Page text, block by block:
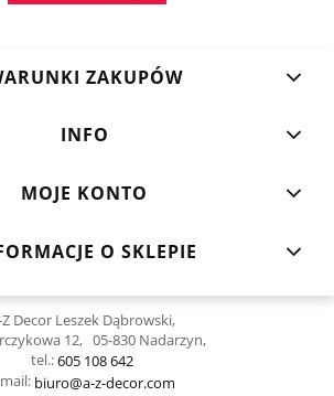
ZAKUPÓW
INFO
MOJE KONTO
O SKLEPIE
Decor Leszek Dąbrowski,
12, 05-830 Nadarzyn,
tel.:605 108 642
mail: biuro@a-z-decor.com